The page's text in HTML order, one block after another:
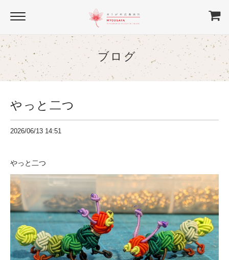
ブログ
やっと二つ
2026/06/13 14:51
やっと二つ